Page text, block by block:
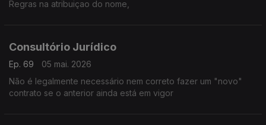
Regras na atribuiçao do nome,
Consultório Jurídico
Ep. 69
05 mai. 2026
Não é legalmente necessário nem correto fazer um "novo"
contrato se o anterior ainda está em vigor